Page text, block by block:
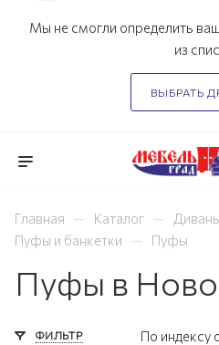
Мы не смогли определить
из
ВЫБРАТЬ
Главная — Каталог —
Пуфы и банкетки — Пуфы
Пуфы в
ФИЛЬТР По индексу